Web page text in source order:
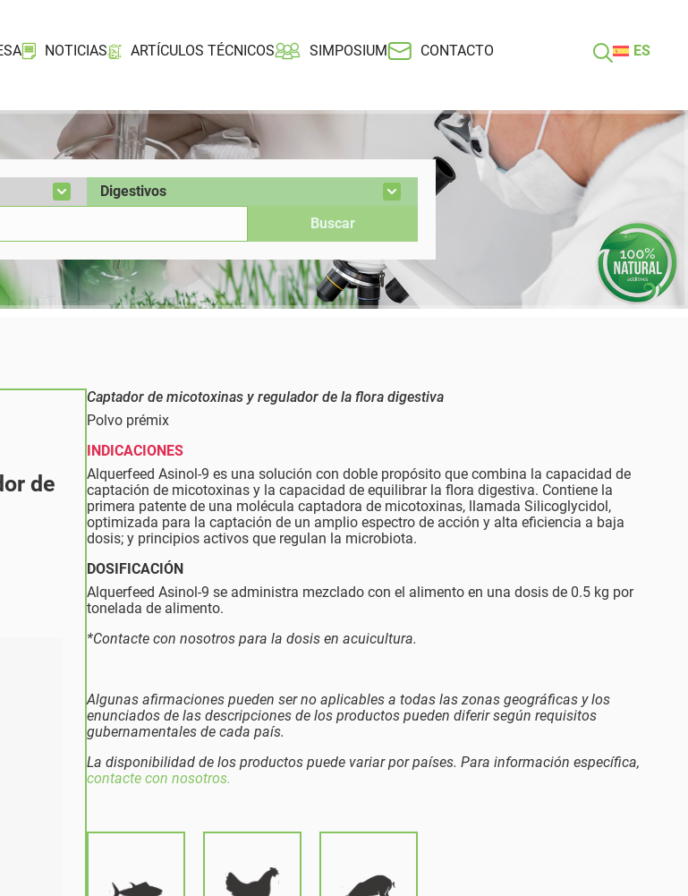
NOTICIAS ARTÍCULOS TÉCNICOS SIMPOSIUM CONTACTO ES
de
Captador de micotoxinas y regulador de la flora digestiva
Polvo prémix
INDICACIONES
Alquerfeed Asinol-9 es una solución con doble propósito que combina la capacidad de
captación de micotoxinas y la capacidad de equilibrar la flora digestiva. Contiene la
primera patente de una molécula captadora de micotoxinas, llamada Silicoglycidol,
optimizada para la captación de un amplio espectro de acción y alta eficiencia a baja
dosis; y principios activos que regulan la microbiota.
DOSIFICACIÓN
Alquerfeed Asinol-9 se administra mezclado con el alimento en una dosis de 0.5 kg por
tonelada de alimento.
*Contacte con nosotros para la dosis en acuicultura.
Algunas afirmaciones pueden ser no aplicables a todas las zonas geográficas y los
enunciados de las descripciones de los productos pueden diferir según requisitos
gubernamentales de cada país.
La disponibilidad de los productos puede variar por países. Para información específica,
contacte con nosotros.